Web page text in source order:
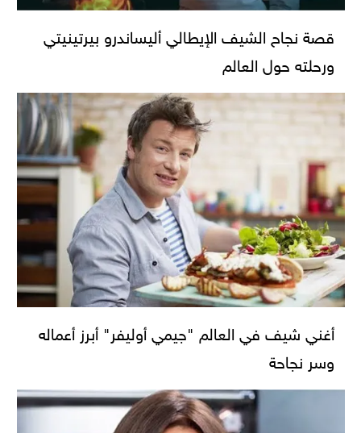
قصة نجاح الشيف الإيطالي أليساندرو بيرتينيتي
ورحلته حول العالم
أغني شيف في العالم "جيمي أوليفر" أبرز أعماله
وسر نجاحة